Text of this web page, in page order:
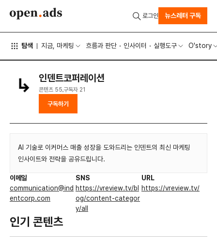
탐색 지금, 마케팅 흐름과 판단 인사이터 실행도구 O'story
로그인 뉴스레터 구독
인덴트코퍼레이션
콘텐츠 55 구독자 21
구독하기
AI 기술로 이커머스 매출 성장을 도와드리는 인덴트의 최신 마케팅
인사이트와 전략을 공유드립니다.
이메일
communication@ind
entcorp.com
SNS
https://vreview.tv/bl
og/content-categor
y/all
URL
https://vreview.tv/
인기 콘텐츠